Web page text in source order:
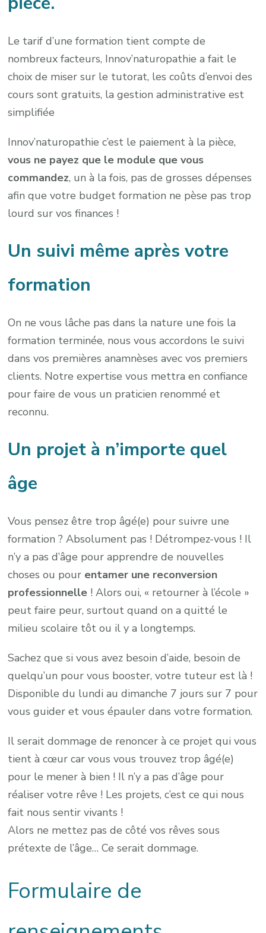
Le tarif d’une formation tient compte de
nombreux facteurs, Innov’naturopathie a fait le
choix de miser sur le tutorat, les coûts d’envoi des
cours sont gratuits, la gestion administrative est
simplifiée
Innov’naturopathie c’est le paiement à la pièce,
vous ne payez que le module que vous
commandez, un à la fois, pas de grosses dépenses
afin que votre budget formation ne pèse pas trop
lourd sur vos finances !
Un suivi même après votre
formation
On ne vous lâche pas dans la nature une fois la
formation terminée, nous vous accordons le suivi
dans vos premières anamnèses avec vos premiers
clients. Notre expertise vous mettra en confiance
pour faire de vous un praticien renommé et
reconnu.
Un projet à n’importe quel
âge
Vous pensez être trop âgé(e) pour suivre une
formation ? Absolument pas ! Détrompez-vous ! Il
n’y a pas d’âge pour apprendre de nouvelles
choses ou pour entamer une reconversion
professionnelle ! Alors oui, « retourner à l’école »
peut faire peur, surtout quand on a quitté le
milieu scolaire tôt ou il y a longtemps.
Sachez que si vous avez besoin d’aide, besoin de
quelqu’un pour vous booster, votre tuteur est là !
Disponible du lundi au dimanche 7 jours sur 7 pour
vous guider et vous épauler dans votre formation.
Il serait dommage de renoncer à ce projet qui vous
tient à cœur car vous vous trouvez trop âgé(e)
pour le mener à bien ! Il n’y a pas d’âge pour
réaliser votre rêve ! Les projets, c’est ce qui nous
fait nous sentir vivants !
Alors ne mettez pas de côté vos rêves sous
prétexte de l’âge… Ce serait dommage.
Formulaire de